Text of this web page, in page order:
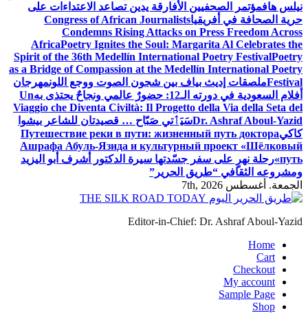
نيلس هافمؤتمر الصحفيين الأفارقة يدين تصاعد الاعتداءات على
حرية الصحافة في أفريقياCongress of African Journalists
Condemns Rising Attacks on Press Freedom Across
AfricaPoetry Ignites the Soul: Margarita Al Celebrates the
Spirit of the 36th Medellín International Poetry FestivalPoetry
as a Bridge of Compassion at the Medellín International Poetry
Festivalملصقات إديث بياف بين شجون الصوت ووجع اللونمهرجان
أفلام السعودية في دورته الـ12: حضورٌ عالمي ونجاحٌ يحتذى به
Un
Viaggio che Diventa Civiltà: Il Progetto della Via della Seta del
Dr. Ashraf Aboul-Yazidسَيَٲتي صَبّاح … قصيدتان للشاعر بيشوا
كاكيПутешествие реки в пути: жизненный путь доктора
Ашрафа Абуль-Язида и культурный проект «Шёлковый
путь» رحلة نهرٍ على سفر جسّدتها سيرة الدكتور أشرف أبو اليزيد
ومشروعه الثقافي “طريق الحرير”
الجمعة. أغسطس 7th, 2026
Editor-in-Chief: Dr. Ashraf Aboul-Yazid
Home
Cart
Checkout
My account
Sample Page
Shop